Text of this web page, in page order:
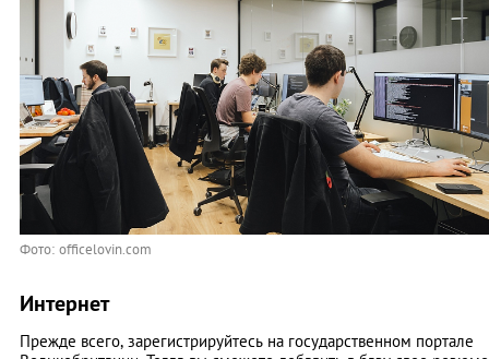
Фото: officelovin.com
Интернет
Прежде всего, зарегистрируйтесь на государственном портале